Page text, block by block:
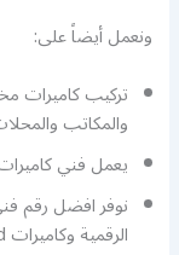
ونعمل أيضاً على:
تركيب كاميرات
والمكاتب
يعمل فني
نوفر افضل رقم
الرقمية وكاميرات full hd